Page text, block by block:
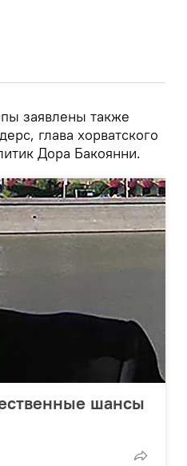
заявлены также
глава хорватского
Дора Бакоянни.
шансы